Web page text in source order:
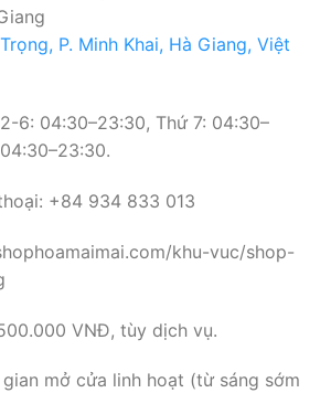
P. Minh Khai, Hà Giang, Việt
6: 04:30–23:30, Thứ 7: 04:30–
+84 934 833 013
khu-vuc/shop-
VNĐ, tùy dịch vụ.
gian mở cửa linh hoạt (từ sáng sớm